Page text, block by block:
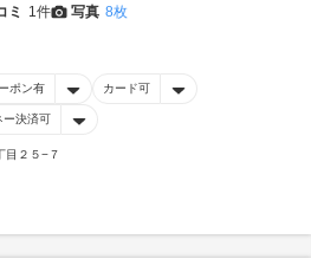
ミ 1件 写真 8枚
ポン有 カード可
ー決済可
目２５−７